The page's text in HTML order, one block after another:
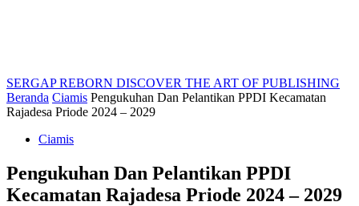
SERGAP REBORN DISCOVER THE ART OF PUBLISHING
Beranda Ciamis Pengukuhan Dan Pelantikan PPDI Kecamatan
Rajadesa Priode 2024 – 2029
Ciamis
Pengukuhan Dan Pelantikan PPDI
Kecamatan Rajadesa Priode 2024 – 2029